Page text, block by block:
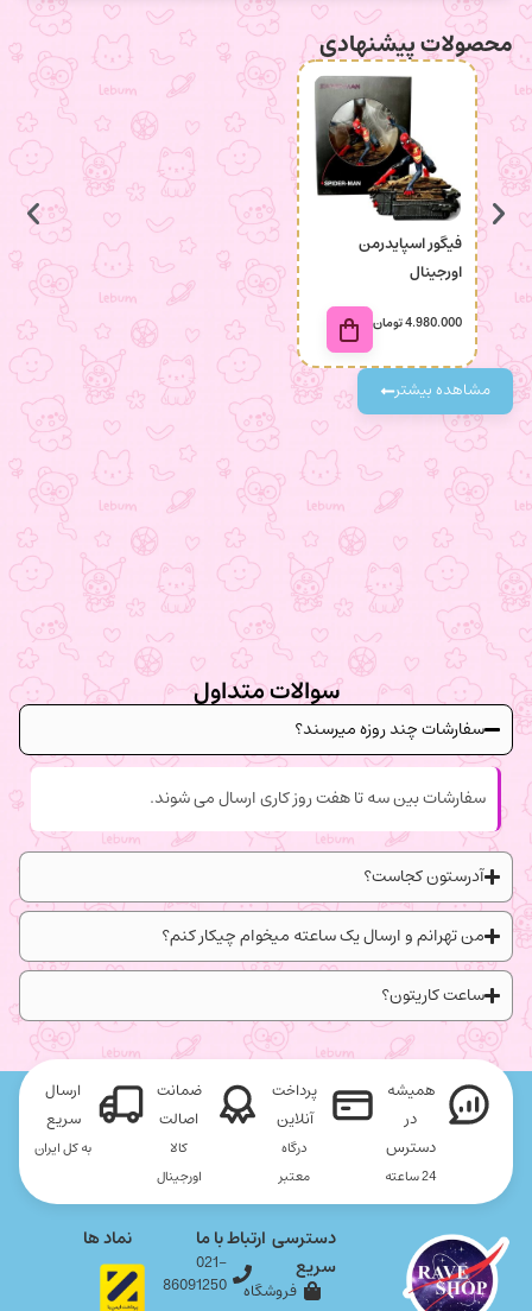
محصولات پیشنهادی
فیگور اسپایدرمن
اورجینال
4.980.000تومان
مشاهده بیشتر
سوالات متداول
سفارشات چند روزه میرسند؟
سفارشات بین سه تا هفت روز کاری ارسال می شوند.
آدرستون کجاست؟
من تهرانم و ارسال یک ساعته میخوام چیکار کنم؟
ساعت کاریتون؟
همیشه
در
دسترس
24 ساعته
پرداخت
آنلاین
درگاه
معتبر
ضمانت
اصالت
کالا
اورجینال
ارسال
سریع
به کل ایران
دسترسی
سریع
فروشگاه
ارتباط با ما
021-
86091250
نماد ها